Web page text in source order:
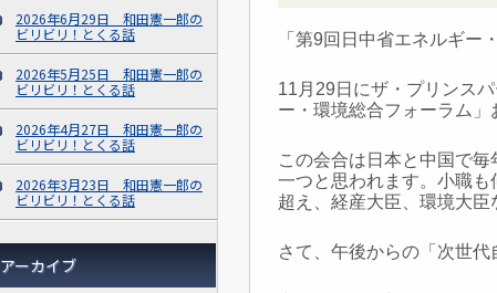
「第9回日中省エネルギー
11月29日にザ・プリンス
ー・ 環境総合フォーラム」
この会合は日本と中国で
一つと思われます。小職
超え、経産大臣、環境大臣
さて、午後からの「次世代
2026年6月29日 和田憲一郎の
ビリビリ！とくる話
2026年5月25日 和田憲一郎の
ビリビリ！とくる話
2026年4月27日 和田憲一郎の
ビリビリ！とくる話
2026年3月23日 和田憲一郎の
ビリビリ！とくる話
アーカイブ